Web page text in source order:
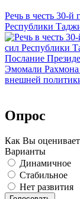
Речь в честь 30-
Республики
Послание
Эмомали Рахмона
внешней
Опрос
Как Вы
Варианты
Динамичное
Стабильное
Нет развития